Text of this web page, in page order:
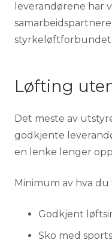
leverandørene har
styrkeløftforbundet
Løfting
Det meste av
godkjente
en lenke lenger
Minimum av hva
Godkjent
Sko med